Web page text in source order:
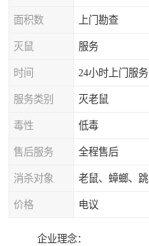
面积数 上门勘查
灭鼠 服务
时间 24小时上门服务
服务类别 灭老鼠
毒性 低毒
售后服务 全程售后
消杀对象 老鼠、蟑螂、
价格 电议
企业理念：